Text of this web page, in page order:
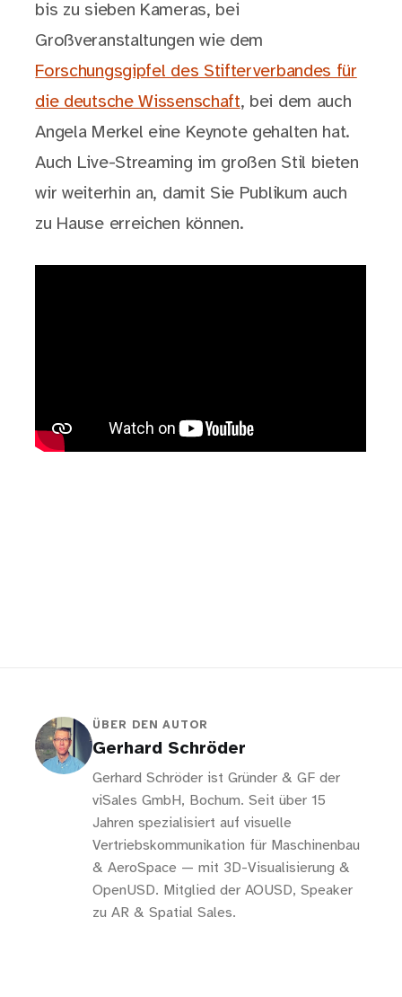
bis zu sieben Kameras, bei
Großveranstaltungen wie dem
Forschungsgipfel des Stifterverbandes für
die deutsche Wissenschaft, bei dem auch
Angela Merkel eine Keynote gehalten hat.
Auch Live-Streaming im großen Stil bieten
wir weiterhin an, damit Sie Publikum auch
zu Hause erreichen können.
ÜBER DEN AUTOR
Gerhard Schröder
Gerhard Schröder ist Gründer & GF der
viSales GmbH, Bochum. Seit über 15
Jahren spezialisiert auf visuelle
Vertriebskommunikation für Maschinenbau
& AeroSpace — mit 3D-Visualisierung &
OpenUSD. Mitglied der AOUSD, Speaker
zu AR & Spatial Sales.